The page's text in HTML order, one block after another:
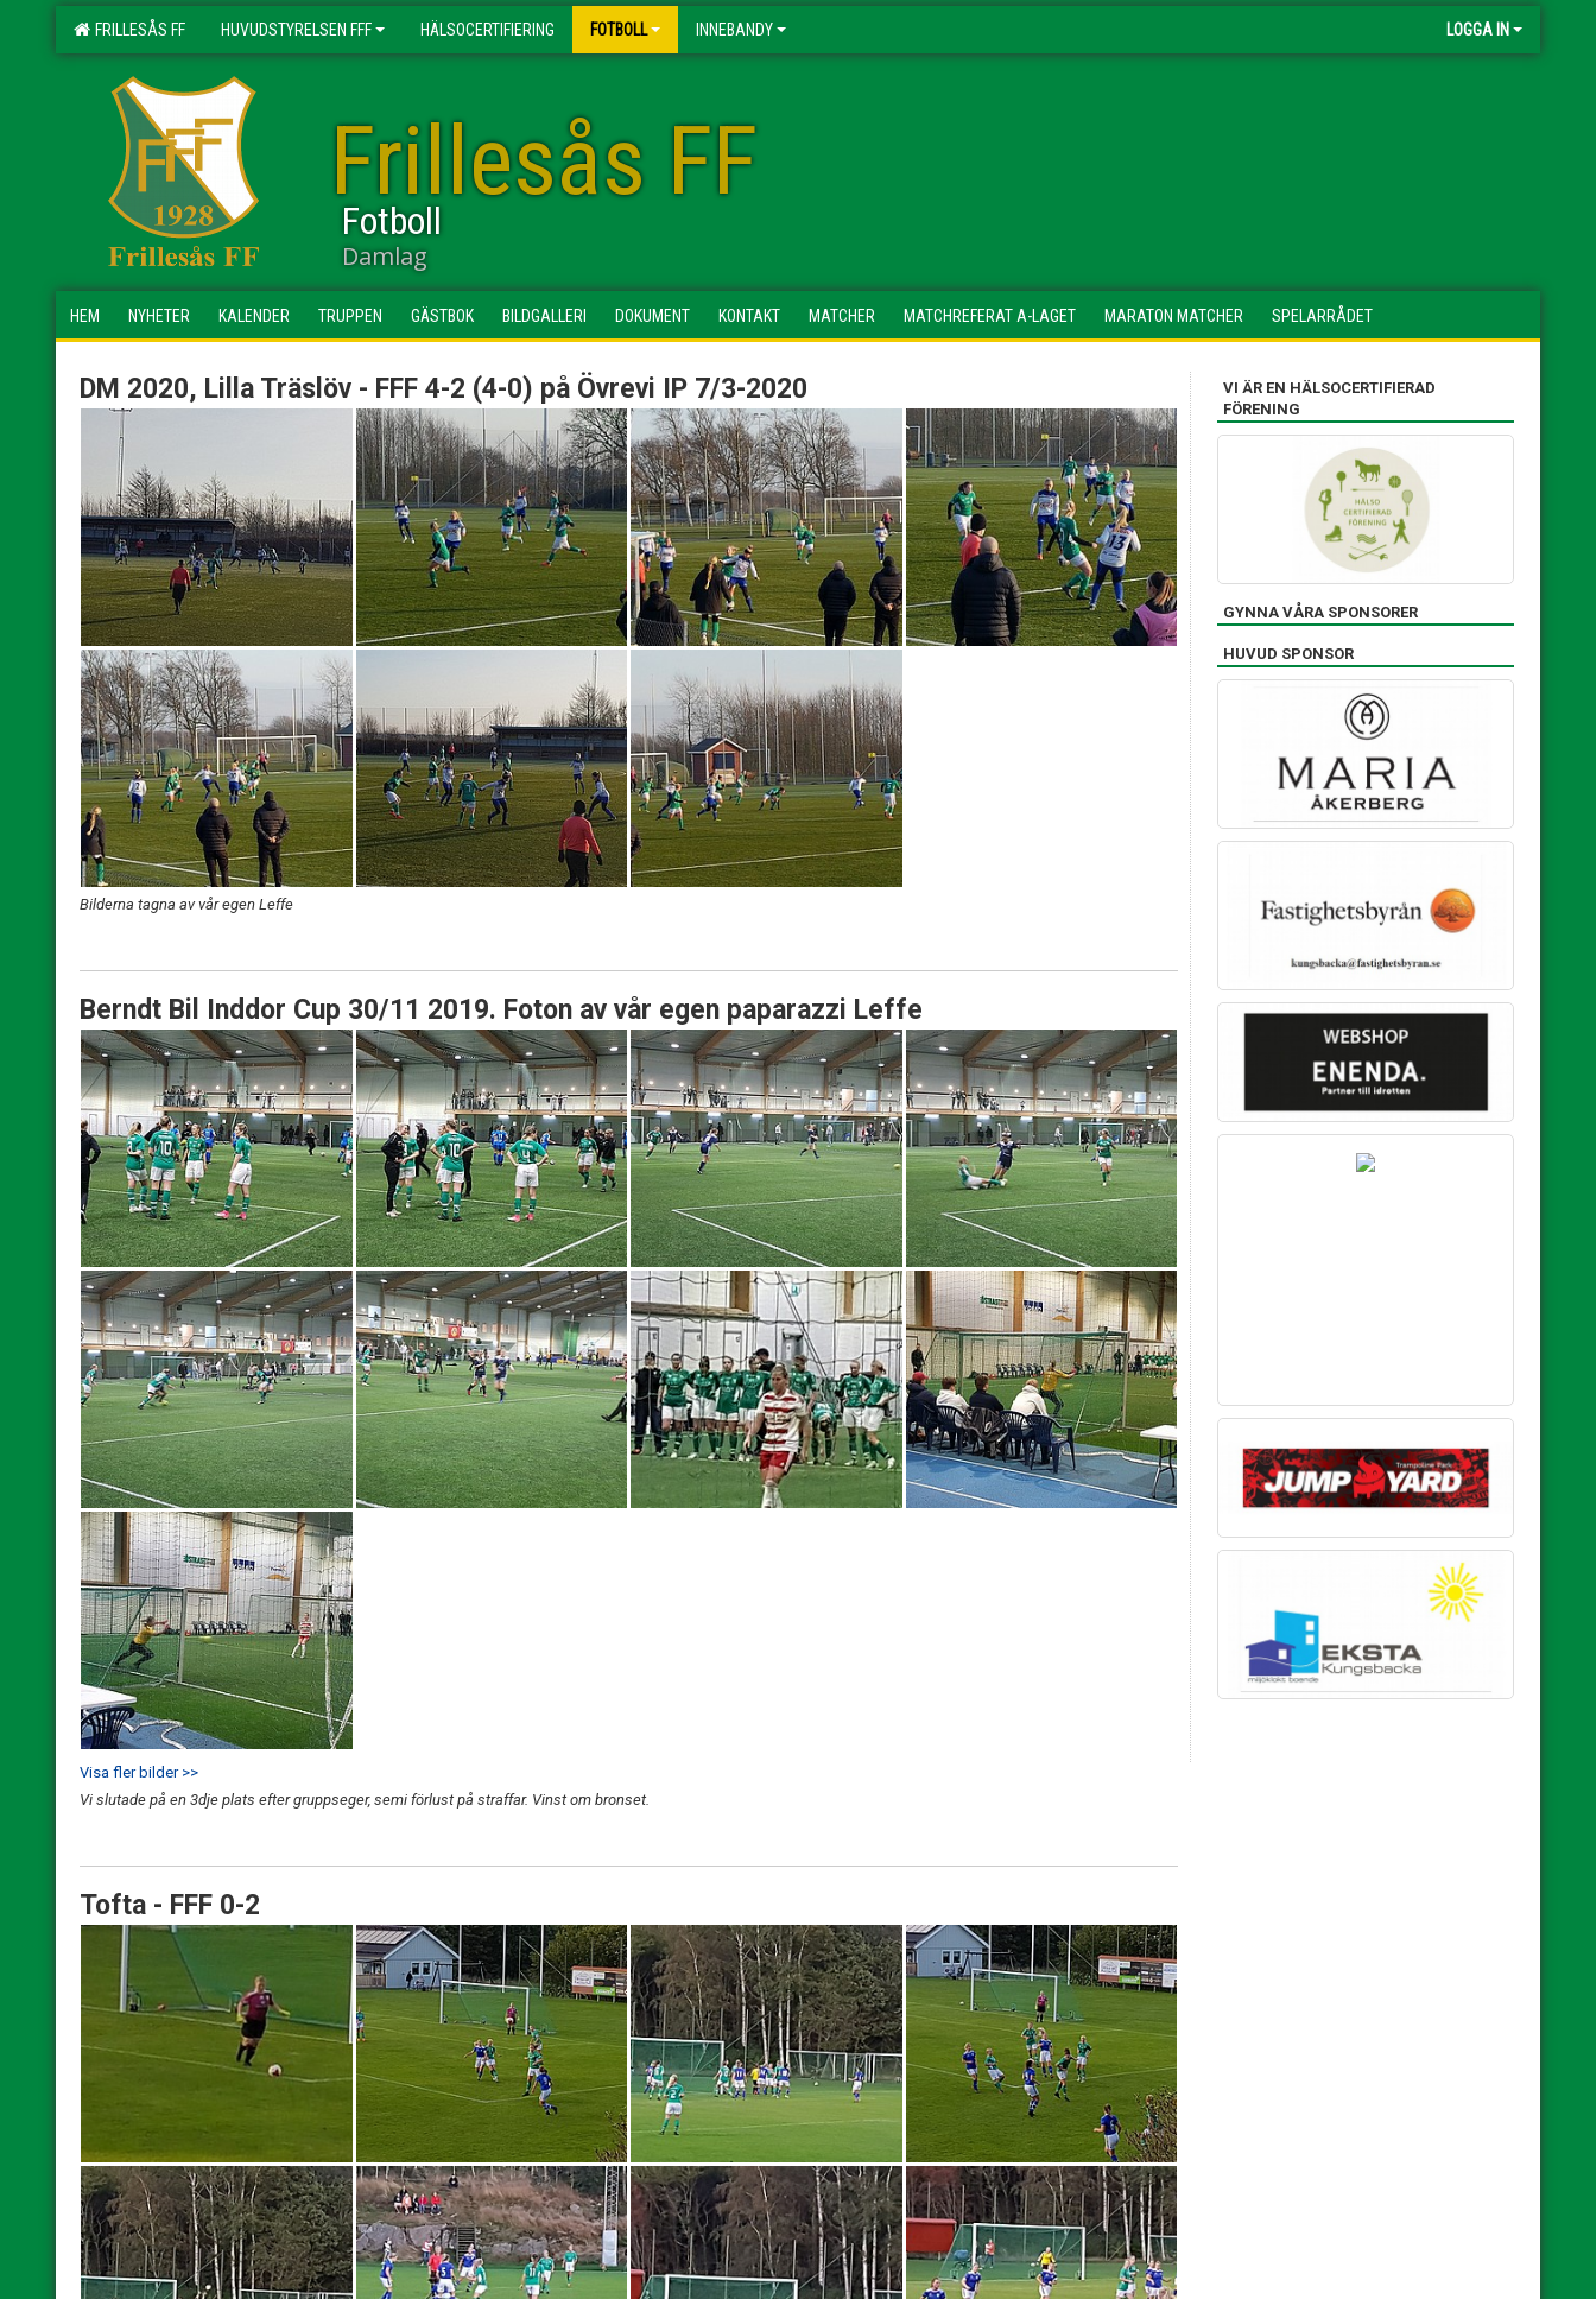
FRILLESÅS FF HUVUDSTYRELSEN FFF HÄLSOCERTIFIERING FOTBOLL INNEBANDY LOGGA IN
Frillesås FF
Fotboll
Damlag
HEM NYHETER KALENDER TRUPPEN GÄSTBOK BILDGALLERI DOKUMENT KONTAKT MATCHER MATCHREFERAT A-LAGET MARATON MATCHER SPELARRÅDET
DM 2020, Lilla Träslöv - FFF 4-2 (4-0) på Övrevi IP 7/3-2020
Bilderna tagna av vår egen Leffe
Berndt Bil Inddor Cup 30/11 2019. Foton av vår egen paparazzi Leffe
Visa fler bilder >>
Vi slutade på en 3dje plats efter gruppseger, semi förlust på straffar. Vinst om bronset.
Tofta - FFF 0-2
VI ÄR EN HÄLSOCERTIFIERAD
FÖRENING
GYNNA VÅRA SPONSORER
HUVUD SPONSOR
SILVER SPONSOR